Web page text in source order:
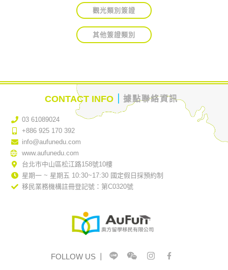
觀光類別簽證
其他簽證類別
CONTACT INFO 據點聯絡資訊
03 61089024
+886 925 170 392
info@aufunedu.com
www.aufunedu.com
台北市中山區松江路158號10樓
星期一 ~ 星期五 10:30~17:30 國定假日採預約制
移民業務機構註冊登記號：第C0320號
FOLLOW US